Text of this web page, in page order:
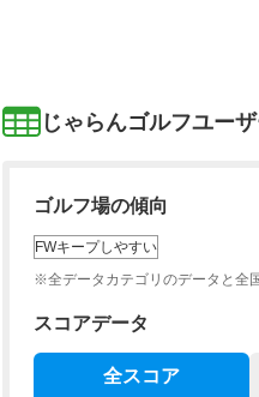
じゃらんゴルフユー
ゴルフ場の傾向
FWキープしやすい
※全データカテゴリのデータと全
スコアデータ
全スコア